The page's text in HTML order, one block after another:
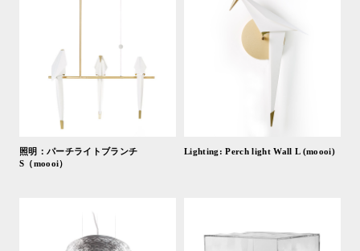
照明：パーチライトブランチ
S（moooi）
Lighting: Perch light Wall L (moooi)